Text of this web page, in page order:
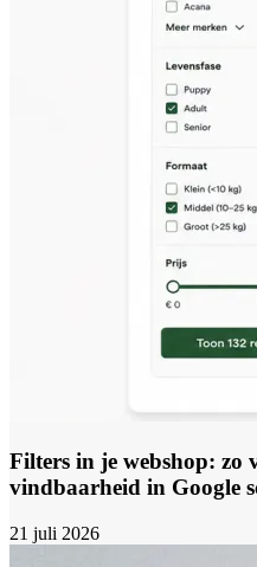
Filters in je webshop: zo
vindbaarheid in Google
21 juli 2026